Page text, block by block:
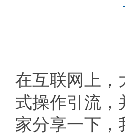
在互联网上，
式操作引流，
家分享一下，